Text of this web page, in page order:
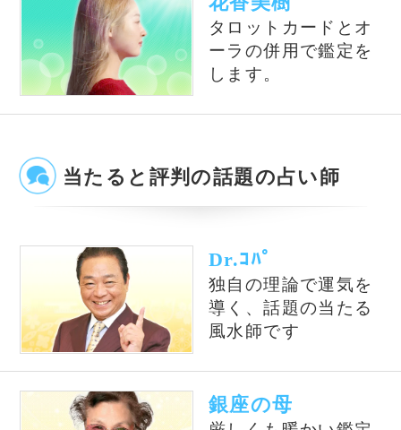
オススメ占いサイト
極の天星術